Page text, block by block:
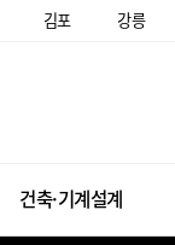
김포 강릉
건축·기계설계